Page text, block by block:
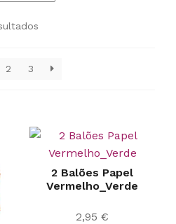
2 3
2 Balões Papel
Vermelho_Verde
2,95 €